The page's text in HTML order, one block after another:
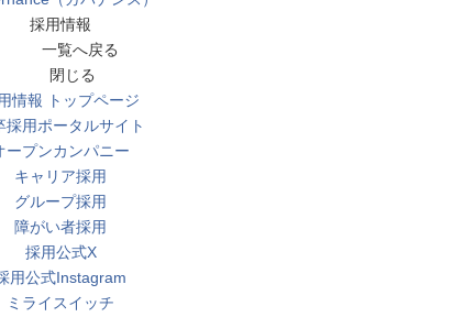
採用情報
一覧へ戻る
閉じる
情報 トップページ
採用ポータルサイト
ープンカンパニー
キャリア採用
グループ採用
障がい者採用
採用公式X
用公式Instagram
ミライスイッチ